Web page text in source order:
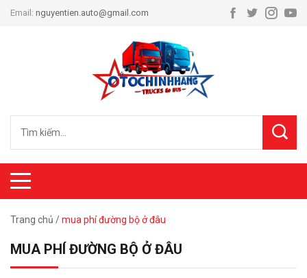
Email: nguyentien.auto@gmail.com
Trang chủ /mua phí đường bộ ở đâu
MUA PHÍ ĐƯỜNG BỘ Ở ĐÂU